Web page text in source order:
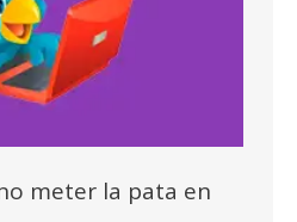
meter la pata en